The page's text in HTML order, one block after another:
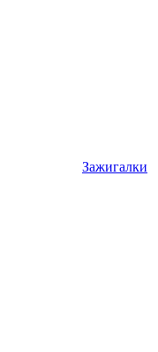
Зажигалки